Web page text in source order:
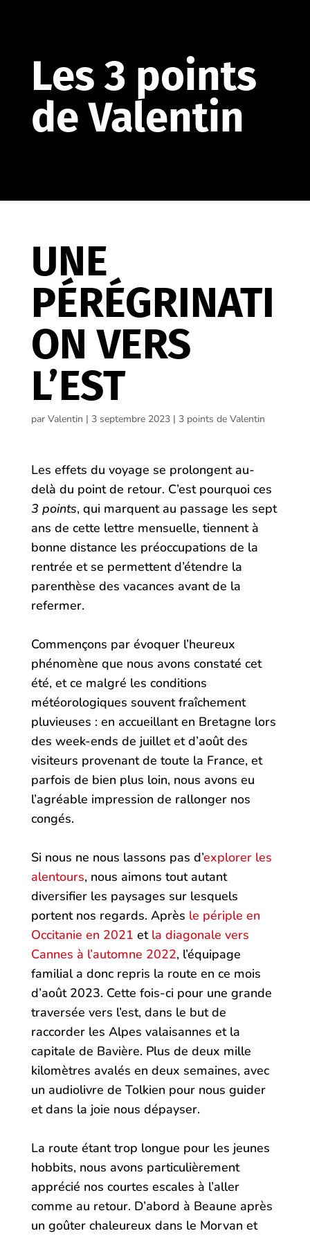
Les 3 points
de Valentin
UNE
PÉRÉGRINATI
ON VERS
L’EST
par Valentin | 3 septembre 2023| 3 points de Valentin
Les effets du voyage se prolongent au-
delà du point de retour. C’est pourquoi ces
3 points, qui marquent au passage les sept
ans de cette lettre mensuelle, tiennent à
bonne distance les préoccupations de la
rentrée et se permettent d’étendre la
parenthèse des vacances avant de la
refermer.
Commençons par évoquer l’heureux
phénomène que nous avons constaté cet
été, et ce malgré les conditions
météorologiques souvent fraîchement
pluvieuses : en accueillant en Bretagne lors
des week-ends de juillet et d’août des
visiteurs provenant de toute la France, et
parfois de bien plus loin, nous avons eu
l’agréable impression de rallonger nos
congés.
Si nous ne nous lassons pas d’explorer les
alentours, nous aimons tout autant
diversifier les paysages sur lesquels
portent nos regards. Après le périple en
Occitanie en 2021 et la diagonale vers
Cannes à l’automne 2022, l’équipage
familial a donc repris la route en ce mois
d’août 2023. Cette fois-ci pour une grande
traversée vers l’est, dans le but de
raccorder les Alpes valaisannes et la
capitale de Bavière. Plus de deux mille
kilomètres avalés en deux semaines, avec
un audiolivre de Tolkien pour nous guider
et dans la joie nous dépayser.
La route étant trop longue pour les jeunes
hobbits, nous avons particulièrement
apprécié nos courtes escales à l’aller
comme au retour. D’abord à Beaune après
un goûter chaleureux dans le Morvan et